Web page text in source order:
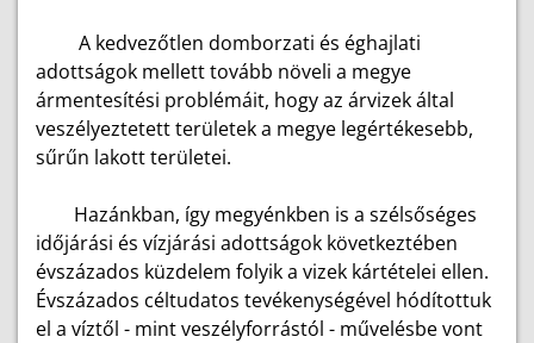
A kedvezőtlen domborzati és éghajlati
adottságok mellett tovább növeli a megye
ármentesítési problémáit, hogy az árvizek által
veszélyeztetett területek a megye legértékesebb,
sűrűn lakott területei.
Hazánkban, így megyénkben is a szélsőséges
időjárási és vízjárási adottságok következtében
évszázados küzdelem folyik a vizek kártételei ellen.
Évszázados céltudatos tevékenységével hódítottuk
el a víztől - mint veszélyforrástól - művelésbe vont